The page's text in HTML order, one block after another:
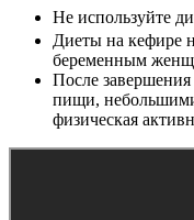
Не используйте
Диеты на кефире
беременным
После
пищи,
физическая